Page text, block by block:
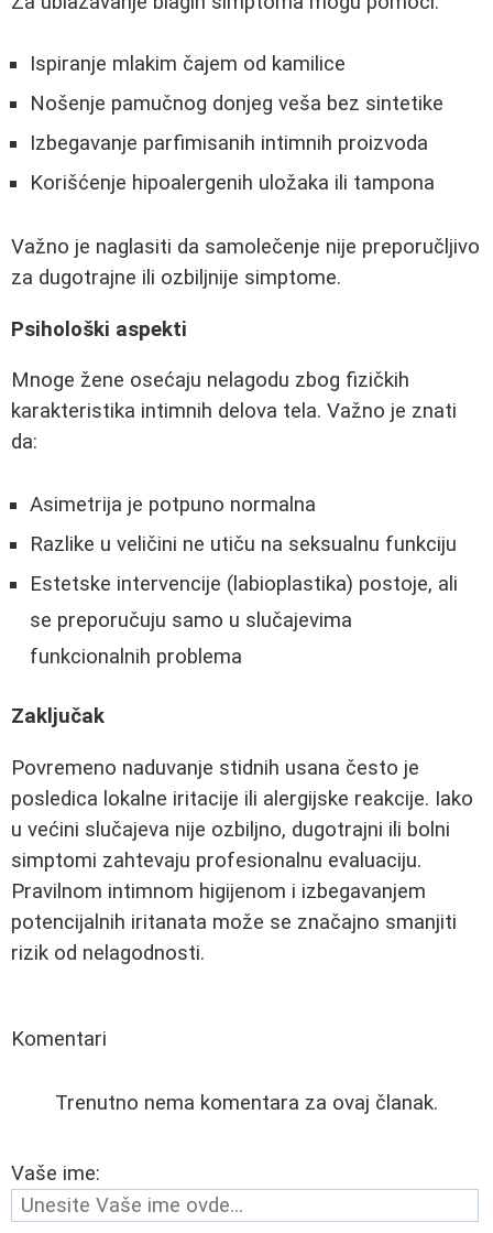
Ispiranje mlakim čajem od kamilice
Nošenje pamučnog donjeg veša bez sintetike
Izbegavanje parfimisanih intimnih proizvoda
Korišćenje hipoalergenih uložaka ili tampona
Važno je naglasiti da samolečenje nije preporučljivo
za dugotrajne ili ozbiljnije simptome.
Psihološki aspekti
Mnoge žene osećaju nelagodu zbog fizičkih
karakteristika intimnih delova tela. Važno je znati
da:
Asimetrija je potpuno normalna
Razlike u veličini ne utiču na seksualnu funkciju
Estetske intervencije (labioplastika) postoje, ali
se preporučuju samo u slučajevima
funkcionalnih problema
Zaključak
Povremeno naduvanje stidnih usana često je
posledica lokalne iritacije ili alergijske reakcije. Iako
u većini slučajeva nije ozbiljno, dugotrajni ili bolni
simptomi zahtevaju profesionalnu evaluaciju.
Pravilnom intimnom higijenom i izbegavanjem
potencijalnih iritanata može se značajno smanjiti
rizik od nelagodnosti.
Komentari
Trenutno nema komentara za ovaj članak.
Vaše ime: